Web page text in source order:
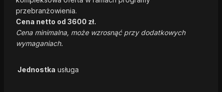
przebranżowienia.
Cena netto od 3600 zł.
Cena minimalna, może wzrosnąć przy dodatkowych
wymaganiach.
Jednostka usługa